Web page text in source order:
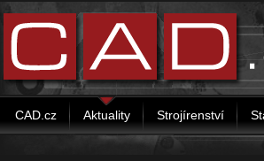
CAD.cz Aktuality Strojírenství